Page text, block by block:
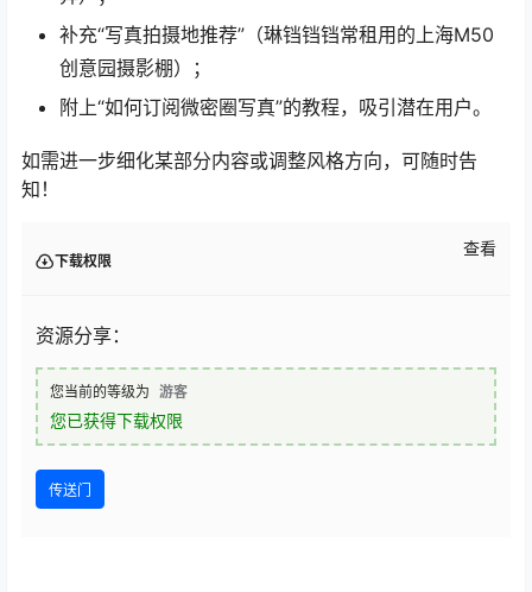
补充“写真拍摄地推荐”（琳铛铛铛常租用的上海M50
创意园摄影棚）；
附上“如何订阅微密圈写真”的教程，吸引潜在用户。
如需进一步细化某部分内容或调整风格方向，可随时告
知！
下载权限
查看
资源分享：
您当前的等级为 游客
您已获得下载权限
传送门